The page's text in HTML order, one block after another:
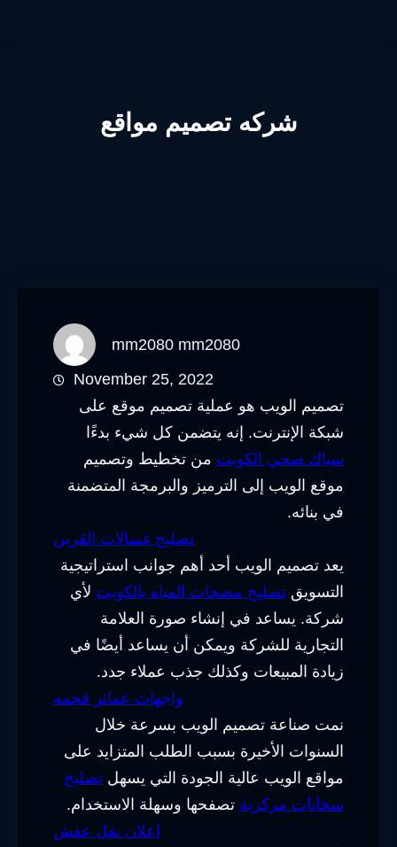
شركه تصميم مواقع
mm2080 mm2080
November 25, 2022
تصميم الويب هو عملية تصميم موقع على
شبكة الإنترنت. إنه يتضمن كل شيء بدءًا
سباك صحي الكويت من تخطيط وتصميم
موقع الويب إلى الترميز والبرمجة المتضمنة
في بنائه.
تصليح غسالات القرين
يعد تصميم الويب أحد أهم جوانب استراتيجية
التسويق تصليح مضخات المياه بالكويت لأي
شركة. يساعد في إنشاء صورة العلامة
التجارية للشركة ويمكن أن يساعد أيضًا في
زيادة المبيعات وكذلك جذب عملاء جدد.
واجهات عمائر فخمه
نمت صناعة تصميم الويب بسرعة خلال
السنوات الأخيرة بسبب الطلب المتزايد على
مواقع الويب عالية الجودة التي يسهل تصليح
سخانات مركزية تصفحها وسهلة الاستخدام.
اعلان نقل عفش